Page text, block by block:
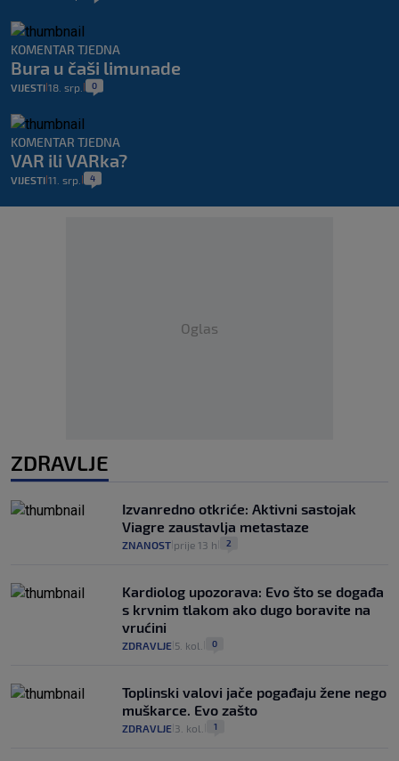
KOMENTAR TJEDNA
Bura u čaši limunade
VIJESTI 18. srp. 0
KOMENTAR TJEDNA
VAR ili VARka?
VIJESTI 11. srp. 4
Oglas
ZDRAVLJE
Izvanredno otkriće: Aktivni sastojak
Viagre zaustavlja metastaze
ZNANOST prije 13 h 2
Kardiolog upozorava: Evo što se događa
s krvnim tlakom ako dugo boravite na
vrućini
ZDRAVLJE 5. kol. 0
Toplinski valovi jače pogađaju žene nego
muškarce. Evo zašto
ZDRAVLJE 3. kol. 1